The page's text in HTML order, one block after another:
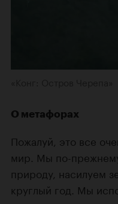
О метафорах
Пожалуй, это все
мир. Мы по-
природу, насилуем
круглый год. Мы